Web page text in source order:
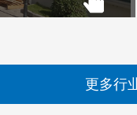
更多行